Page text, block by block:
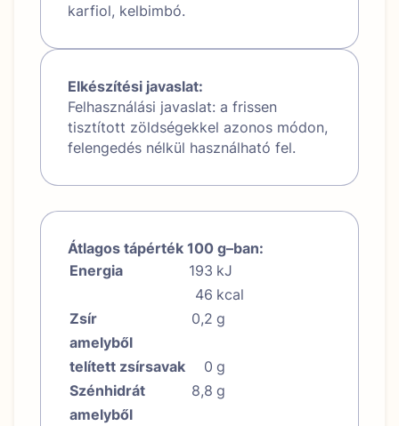
karfiol, kelbimbó.
Elkészítési javaslat:
Felhasználási javaslat: a frissen
tisztított zöldségekkel azonos módon,
felengedés nélkül használható fel.
Átlagos tápérték 100 g–ban:
Energia
193 kJ
46 kcal
Zsír
0,2 g
amelyből
telített zsírsavak
0 g
Szénhidrát
8,8 g
amelyből